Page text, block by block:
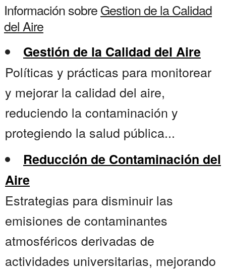
Información sobreGestion de la Calidad
del Aire
Gestión de la Calidad del Aire
Políticas y prácticas para monitorear
y mejorar la calidad del aire,
reduciendo la contaminación y
protegiendo la salud pública...
Reducción de Contaminación del
Aire
Estrategias para disminuir las
emisiones de contaminantes
atmosféricos derivadas de
actividades universitarias, mejorando